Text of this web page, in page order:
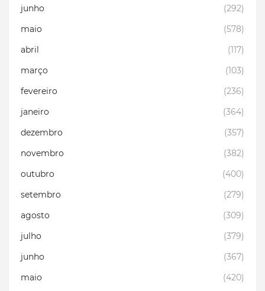
junho
(292)
maio
(578)
abril
(117)
março
(103)
fevereiro
(236)
janeiro
(364)
dezembro
(357)
novembro
(382)
outubro
(400)
setembro
(279)
agosto
(309)
julho
(379)
junho
(367)
maio
(420)